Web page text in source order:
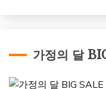
가정의 달